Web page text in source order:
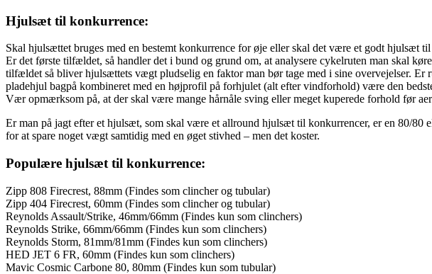
Hjulsæt til konkurrence:
Skal hjulsættet bruges med en bestemt konkurrence for øje eller skal det være et godt hjulsæt
Er det første tilfældet, så handler det i bund og grund om, at analysere cykelruten man skal
tilfældet så bliver hjulsættets vægt pludselig en faktor man bør tage med i sine overvejelser.
pladehjul bagpå kombineret med en højprofil på forhjulet (alt efter vindforhold) være den
Vær opmærksom på, at der skal være mange hårnåle sving eller meget kuperede forhold før
Er man på jagt efter et hjulsæt, som skal være et allround hjulsæt til konkurrencer, er en 80/
for at spare noget vægt samtidig med en øget stivhed – men det koster.
Populære hjulsæt til konkurrence:
Zipp 808 Firecrest, 88mm (Findes som clincher og tubular)
Zipp 404 Firecrest, 60mm (Findes som clincher og tubular)
Reynolds Assault/Strike, 46mm/66mm (Findes kun som clinchers)
Reynolds Strike, 66mm/66mm (Findes kun som clinchers)
Reynolds Storm, 81mm/81mm (Findes kun som clinchers)
HED JET 6 FR, 60mm (Findes kun som clinchers)
Mavic Cosmic Carbone 80, 80mm (Findes kun som tubular)